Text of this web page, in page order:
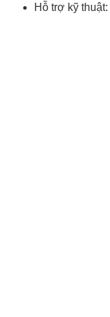
Hỗ trợ kỹ thuật: